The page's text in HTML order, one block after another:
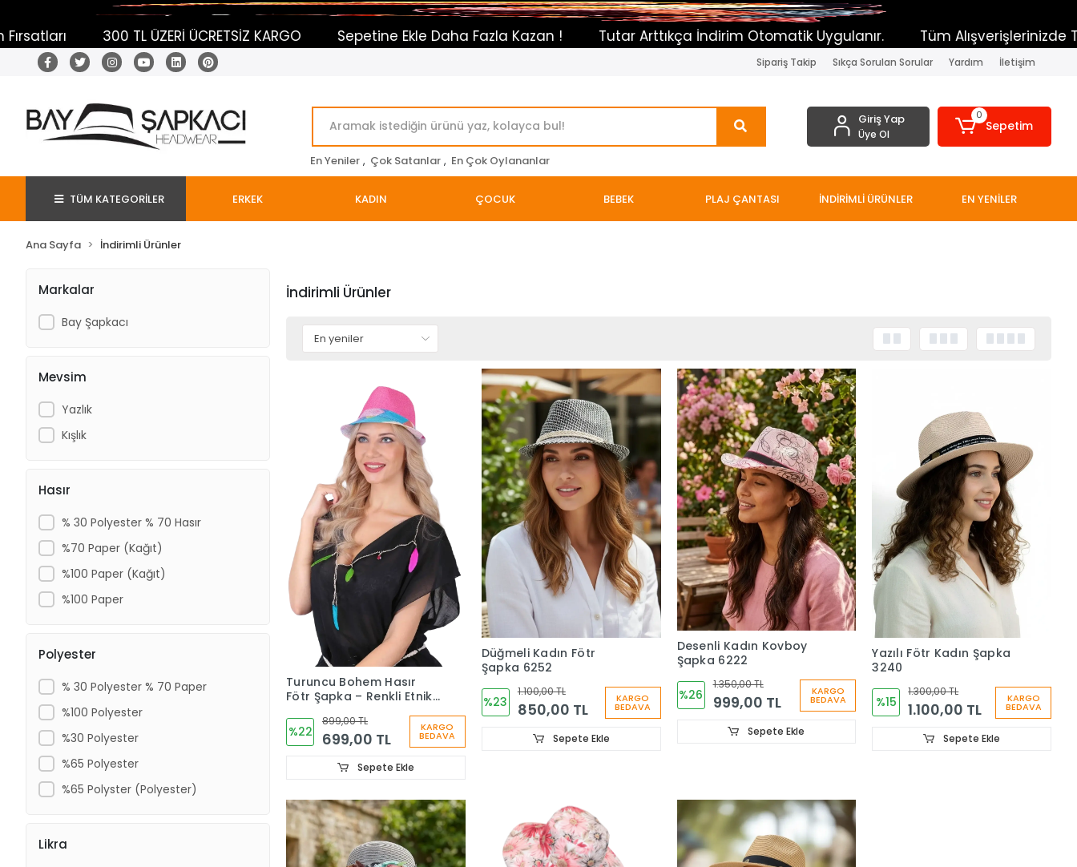
ÜZERİ ÜCRETSİZ KARGO Sepetine Ekle Daha Fazla Kazan ! Tutar Arttıkça İndirim Otomatik Uygulanır. Tüm Alışverişlerinizde Toplam sepette
Sipariş Takip Sıkça Sorulan Sorular Yardım İletişim
En Yeniler , Çok Satanlar , En Çok Oylananlar
Giriş Yap
Üye Ol
0
Sepetim
TÜM KATEGORİLER ERKEK KADIN ÇOCUK BEBEK PLAJ ÇANTASI İNDİRİMLİ ÜRÜNLER EN YENİLER
Ana Sayfa İndirimli Ürünler
Markalar
Bay Şapkacı
Mevsim
Yazlık
Kışlık
Hasır
% 30 Polyester % 70 Hasır
%70 Paper (Kağıt)
%100 Paper (Kağıt)
%100 Paper
Polyester
% 30 Polyester % 70 Paper
%100 Polyester
%30 Polyester
%65 Polyester
%65 Polyster (Polyester)
Likra
İndirimli Ürünler
Turuncu Bohem Hasır
Fötr Şapka – Renkli Etnik
Şapkası 6261
%22
899,00 TL
699,00 TL
KARGO
BEDAVA
Sepete Ekle
Düğmeli Kadın Fötr
Şapka 6252
%23
1.100,00 TL
850,00 TL
KARGO
BEDAVA
Sepete Ekle
Desenli Kadın Kovboy
Şapka 6222
%26
1.350,00 TL
999,00 TL
KARGO
BEDAVA
Sepete Ekle
Yazılı Fötr Kadın Şapka
3240
%15
1.300,00 TL
1.100,00 TL
KARGO
BEDAVA
Sepete Ekle